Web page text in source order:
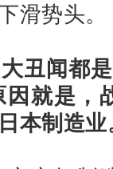
滑势头。
丑闻都
就是，
本制造业